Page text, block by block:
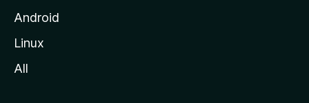
Android
Linux
All